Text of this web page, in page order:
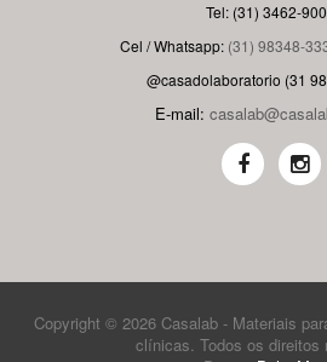
Tel: (31) 3462-
Cel / Whatsapp: (31) 98348-
@casadolaboratorio (31
E-mail:
Copyright © 2026 Casalab - Materiais
clínicas. Todos os direitos